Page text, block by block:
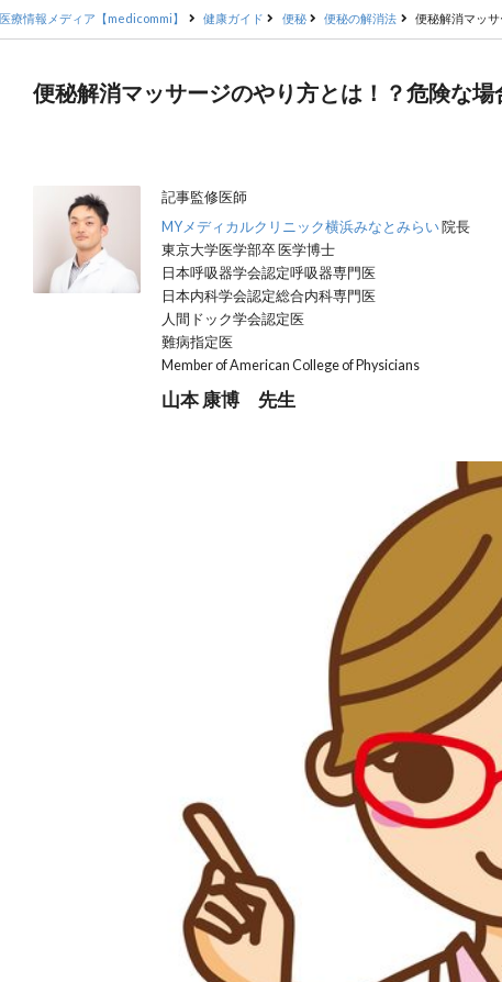
医療情報メディア【medicommi】 健康ガイド 便秘 便秘の解消法 便秘解消マッ
便秘解消マッサージのやり方とは！？危険な場
記事監修医師
MYメディカルクリニック横浜みなとみらい院長
東京大学医学部卒 医学博士
日本呼吸器学会認定呼吸器専門医
日本内科学会認定総合内科専門医
人間ドック学会認定医
難病指定医
Member of American College of Physicians
山本 康博 先生